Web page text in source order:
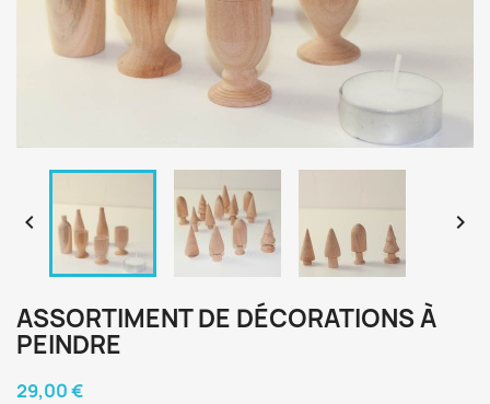
 
ASSORTIMENT DE DÉCORATIONS À
PEINDRE
29,00 €